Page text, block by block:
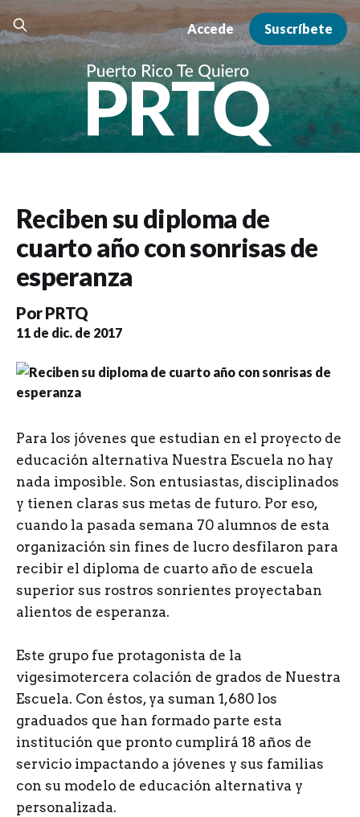
Accede Suscríbete
Reciben su diploma de
cuarto año con sonrisas de
esperanza
PorPRTQ
11 de dic. de 2017
Para los jóvenes que estudian en el proyecto de
educación alternativa Nuestra Escuela no hay
nada imposible. Son entusiastas, disciplinados
y tienen claras sus metas de futuro. Por eso,
cuando la pasada semana 70 alumnos de esta
organización sin fines de lucro desfilaron para
recibir el diploma de cuarto año de escuela
superior sus rostros sonrientes proyectaban
alientos de esperanza.
Este grupo fue protagonista de la
vigesimotercera colación de grados de Nuestra
Escuela. Con éstos, ya suman 1,680 los
graduados que han formado parte esta
institución que pronto cumplirá 18 años de
servicio impactando a jóvenes y sus familias
con su modelo de educación alternativa y
personalizada.